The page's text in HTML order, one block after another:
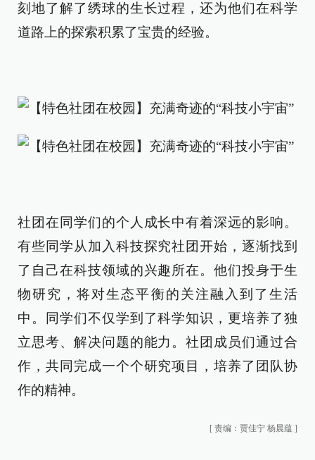
刻地了解了绣球的生长过程，还为他们在科学
道路上的探索积累了宝贵的经验。
社团在同学们的个人成长中有着深远的影响。
有些同学从加入科技探究社团开始，逐渐找到
了自己在科技领域的兴趣所在。他们投身于生
物研究，将对生态平衡的关注融入到了生活
中。同学们不仅学到了科学知识，更培养了独
立思考、解决问题的能力。社团成员们通过合
作，共同完成一个个研究项目，培养了团队协
作的精神。
[ 责编：贾佳宁 杨晨蕴 ]